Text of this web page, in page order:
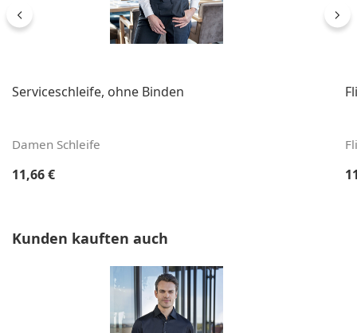
Serviceschleife, ohne Binden
Damen Schleife
Regulärer Preis:
11,66 €
Produktgalerie überspringen
Kunden kauften auch